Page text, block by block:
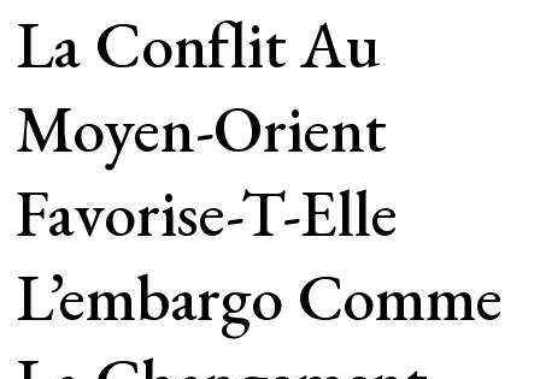
La Conflit Au
Moyen-Orient
Favorise-T-Elle
L’embargo Comme